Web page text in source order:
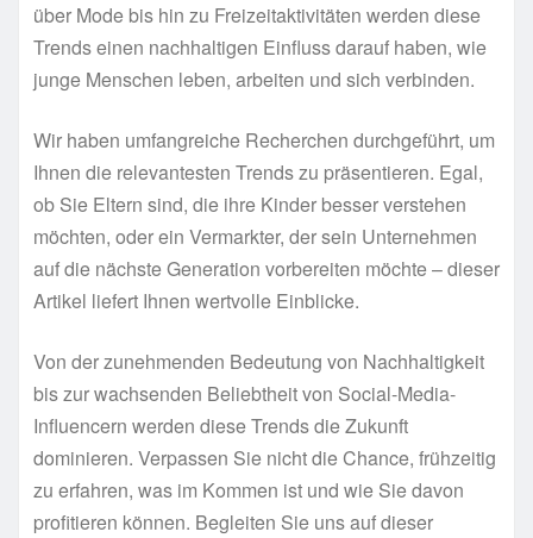
über Mode bis hin zu Freizeitaktivitäten werden diese
Trends einen nachhaltigen Einfluss darauf haben, wie
junge Menschen leben, arbeiten und sich verbinden.
Wir haben umfangreiche Recherchen durchgeführt, um
Ihnen die relevantesten Trends zu präsentieren. Egal,
ob Sie Eltern sind, die ihre Kinder besser verstehen
möchten, oder ein Vermarkter, der sein Unternehmen
auf die nächste Generation vorbereiten möchte – dieser
Artikel liefert Ihnen wertvolle Einblicke.
Von der zunehmenden Bedeutung von Nachhaltigkeit
bis zur wachsenden Beliebtheit von Social-Media-
Influencern werden diese Trends die Zukunft
dominieren. Verpassen Sie nicht die Chance, frühzeitig
zu erfahren, was im Kommen ist und wie Sie davon
profitieren können. Begleiten Sie uns auf dieser